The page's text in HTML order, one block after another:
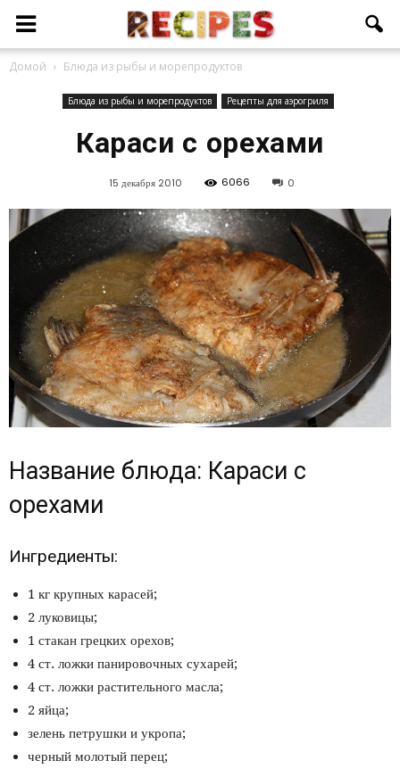
Домой Блюда из рыбы и морепродуктов
Блюда из рыбы и морепродуктов Рецепты для аэрогриля
Караси с орехами
15 декабря 2010 6066 0
Название блюда: Караси с
орехами
Ингредиенты:
1 кг крупных карасей;
2 луковицы;
1 стакан грецких орехов;
4 ст. ложки панировочных сухарей;
4 ст. ложки растительного масла;
2 яйца;
зелень петрушки и укропа;
черный молотый перец;